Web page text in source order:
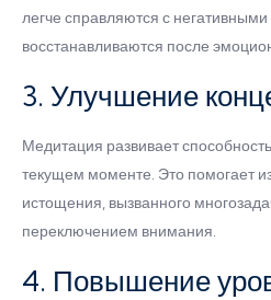
легче справляются с
восстанавливаются после
3. Улучшение
Медитация развивает
текущем моменте. Это помогает
истощения, вызванного
переключением внимания.
4. Повышение